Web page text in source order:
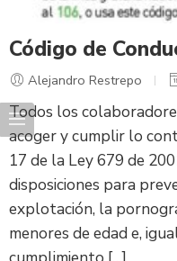
Código de
Alejandro Restrepo
Todos los
acoger y cumplir lo
17 de la Ley 679 de
disposiciones para
explotación, la
menores de edad e,